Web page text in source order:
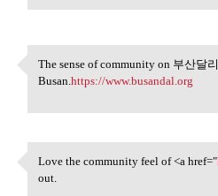
The sense of community on
The sense of community on 부산달
Busan.https://www.busandal.org
Love the community feel of <a
Love the community feel of <a href="
out.